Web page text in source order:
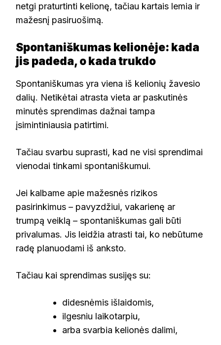
netgi praturtinti kelionę, tačiau kartais lemia ir
mažesnį pasiruošimą.
Spontaniškumas kelionėje: kada
jis padeda, o kada trukdo
Spontaniškumas yra viena iš kelionių žavesio
dalių. Netikėtai atrasta vieta ar paskutinės
minutės sprendimas dažnai tampa
įsimintiniausia patirtimi.
Tačiau svarbu suprasti, kad ne visi sprendimai
vienodai tinkami spontaniškumui.
Jei kalbame apie mažesnės rizikos
pasirinkimus – pavyzdžiui, vakarienę ar
trumpą veiklą – spontaniškumas gali būti
privalumas. Jis leidžia atrasti tai, ko nebūtume
radę planuodami iš anksto.
Tačiau kai sprendimas susijęs su:
didesnėmis išlaidomis,
ilgesniu laikotarpiu,
arba svarbia kelionės dalimi,